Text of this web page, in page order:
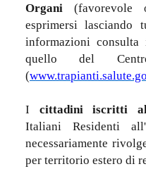
Organi (favorevole
esprimersi lasciando
informazioni
quello del
(
I cittadini iscritti
Italiani Residenti
necessariamente
per territorio estero di